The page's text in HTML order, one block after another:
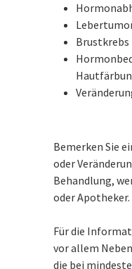
Brustkrebs
Bemerken Sie
oder
Behandlung,
oder Apotheker.
Für die
vor allem
die bei